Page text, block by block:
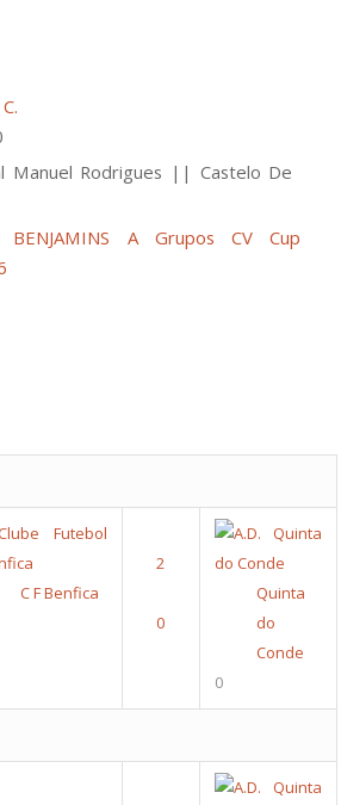
Manuel Rodrigues || Castelo De
A Grupos
CV Cup
C F Benfica
Quinta
do
Conde
0